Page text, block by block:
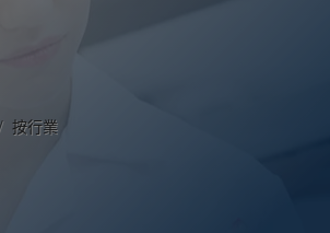
按行業